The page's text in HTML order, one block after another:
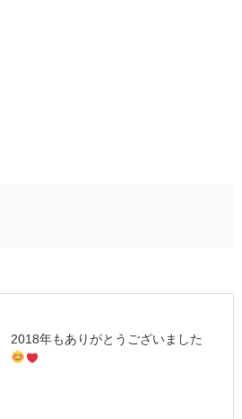
2018年もありがとうございました